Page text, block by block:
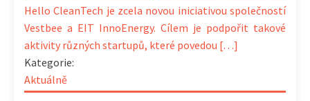
Hello CleanTech je zcela novou iniciativou společností
Vestbee a EIT InnoEnergy. Cílem je podpořit takové
aktivity různých startupů, které povedou […]
Kategorie:
Aktuálně